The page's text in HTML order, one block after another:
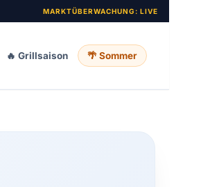
MARKTÜBERWACHUNG: LIVE
🔥 Grillsaison 🌴 Sommer